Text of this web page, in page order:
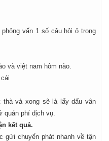
vấn 1 số câu hỏi ỏ trong
và việt nam hôm nào.
và xong sẽ là lấy dấu vân
quán phí dịch vụ.
kết quả.
gửi chuyển phát nhanh về tận